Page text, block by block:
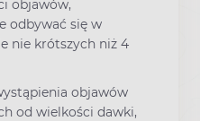
objawów,
odbywać się w
nie krótszych niż 4
objawów
od wielkości dawki,